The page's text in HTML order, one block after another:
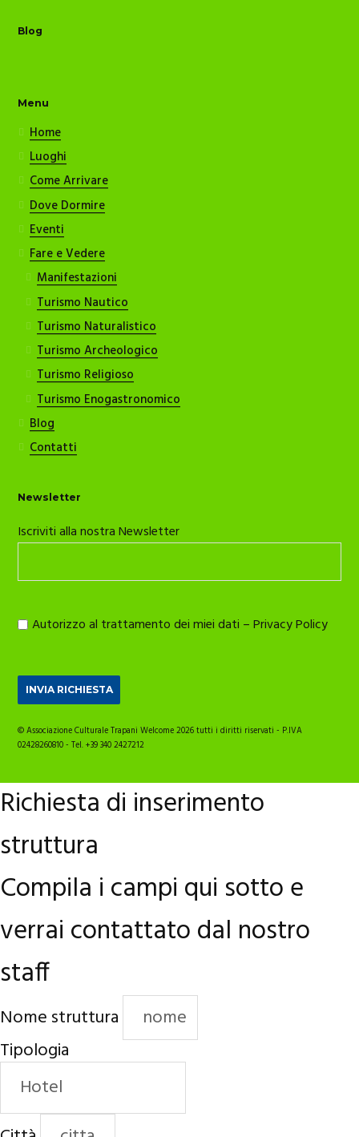
Blog
Menu
Home
Luoghi
Come Arrivare
Dove Dormire
Eventi
Fare e Vedere
Manifestazioni
Turismo Nautico
Turismo Naturalistico
Turismo Archeologico
Turismo Religioso
Turismo Enogastronomico
Blog
Contatti
Newsletter
Iscriviti alla nostra Newsletter
Autorizzo al trattamento dei miei dati –Privacy Policy
© Associazione Culturale Trapani Welcome 2026 tutti i diritti riservati - P.IVA
02428260810 - Tel. +39 340 2427212
Richiesta di inserimento
struttura
Compila i campi qui sotto e
verrai contattato dal nostro
staff
Nome struttura
Tipologia